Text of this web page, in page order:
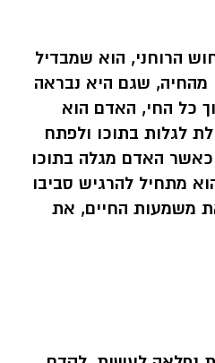
הרוחני, הוא שמבדיל
מהחיה, שגם היא נבראה
כל החי, האדם הוא
לגלות בתוכו ולפתח
האדם מגלה בתוכו
מתחיל להרגיש סביבו
משמעות החיים, את